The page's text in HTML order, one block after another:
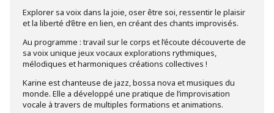
Explorer sa voix dans la joie, oser être soi, ressentir le plaisir
et la liberté d’être en lien, en créant des chants improvisés.
Au programme : travail sur le corps et l’écoute découverte de
sa voix unique jeux vocaux explorations rythmiques,
mélodiques et harmoniques créations collectives !
Karine est chanteuse de jazz, bossa nova et musiques du
monde. Elle a développé une pratique de l’improvisation
vocale à travers de multiples formations et animations.